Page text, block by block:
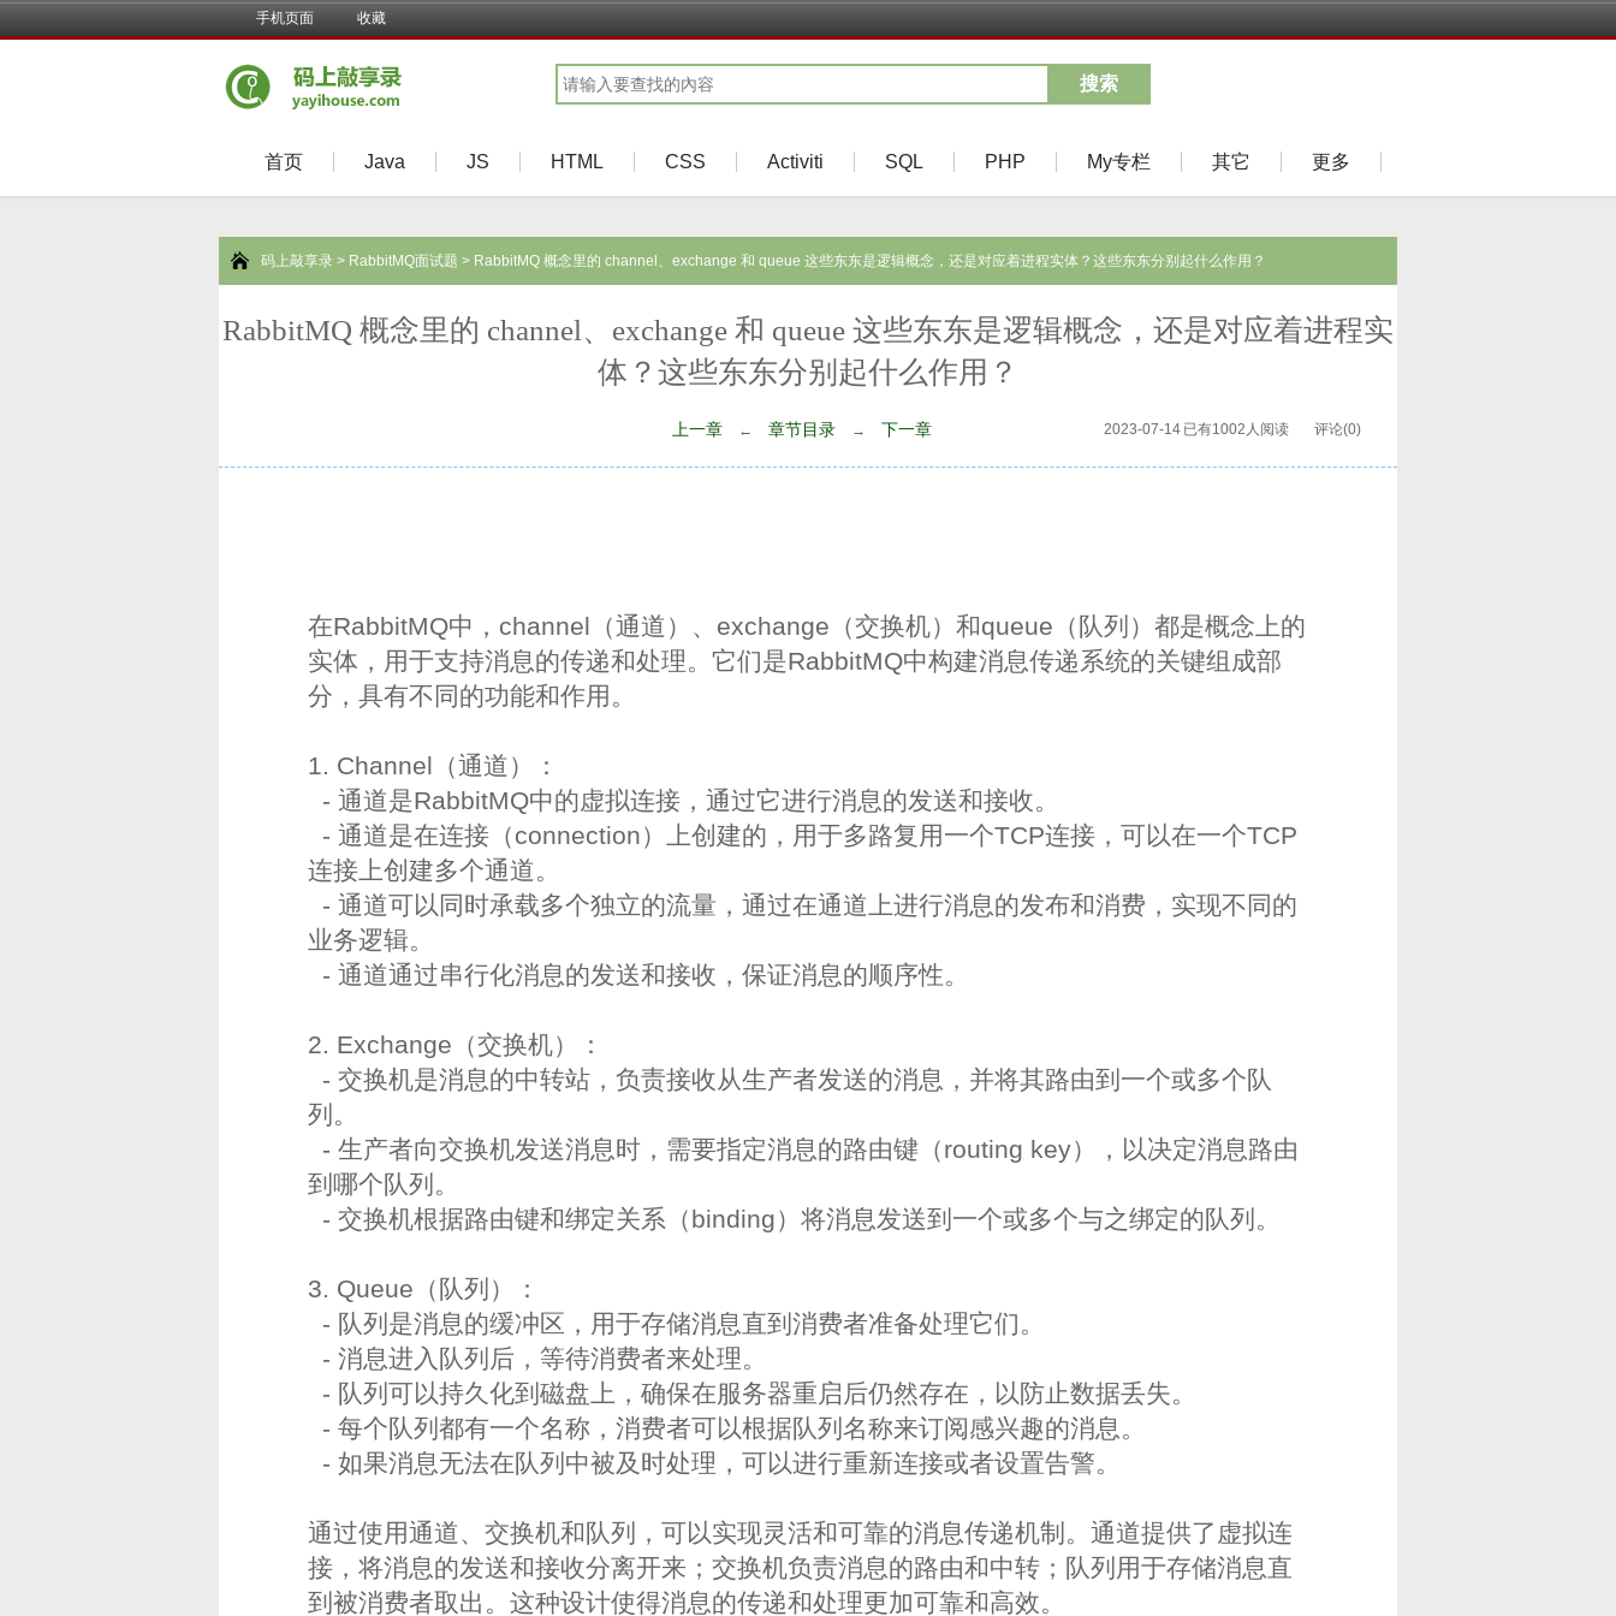
手机页面 收藏
搜索
首页 Java JS HTML CSS Activiti SQL PHP My专栏 其它 更多
码上敲享录 > RabbitMQ面试题 > RabbitMQ 概念里的 channel、exchange 和 queue 这些东东是逻辑概念，还是对应着进程实体？这些东东分别起什么作用？
RabbitMQ 概念里的 channel、exchange 和 queue 这些东东是逻辑概念，还是对应着进程实
体？这些东东分别起什么作用？
上一章 ← 章节目录 → 下一章 2023-07-14 已有1002人阅读 评论(0)
在RabbitMQ中，channel（通道）、exchange（交换机）和queue（队列）都是概念上的
实体，用于支持消息的传递和处理。它们是RabbitMQ中构建消息传递系统的关键组成部
分，具有不同的功能和作用。
1. Channel（通道）：
- 通道是RabbitMQ中的虚拟连接，通过它进行消息的发送和接收。
- 通道是在连接（connection）上创建的，用于多路复用一个TCP连接，可以在一个TCP
连接上创建多个通道。
- 通道可以同时承载多个独立的流量，通过在通道上进行消息的发布和消费，实现不同的
业务逻辑。
- 通道通过串行化消息的发送和接收，保证消息的顺序性。
2. Exchange（交换机）：
- 交换机是消息的中转站，负责接收从生产者发送的消息，并将其路由到一个或多个队
列。
- 生产者向交换机发送消息时，需要指定消息的路由键（routing key），以决定消息路由
到哪个队列。
- 交换机根据路由键和绑定关系（binding）将消息发送到一个或多个与之绑定的队列。
3. Queue（队列）：
- 队列是消息的缓冲区，用于存储消息直到消费者准备处理它们。
- 消息进入队列后，等待消费者来处理。
- 队列可以持久化到磁盘上，确保在服务器重启后仍然存在，以防止数据丢失。
- 每个队列都有一个名称，消费者可以根据队列名称来订阅感兴趣的消息。
- 如果消息无法在队列中被及时处理，可以进行重新连接或者设置告警。
通过使用通道、交换机和队列，可以实现灵活和可靠的消息传递机制。通道提供了虚拟连
接，将消息的发送和接收分离开来；交换机负责消息的路由和中转；队列用于存储消息直
到被消费者取出。这种设计使得消息的传递和处理更加可靠和高效。